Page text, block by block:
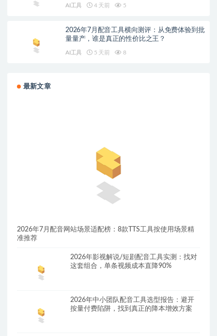
AI工具 4 天前 5
2026年7月配音工具横向测评：从免费体验到批
量量产，谁是真正的性价比之王？
AI工具 5 天前 8
最新文章
2026年7月配音网站场景适配榜：8款TTS工具按使用场景精
准推荐
2026年影视解说/短剧配音工具实测：找对
这套组合，单条视频成本直降90%
2026年中小团队配音工具选型报告：避开
按量付费陷阱，找到真正的降本增效方案